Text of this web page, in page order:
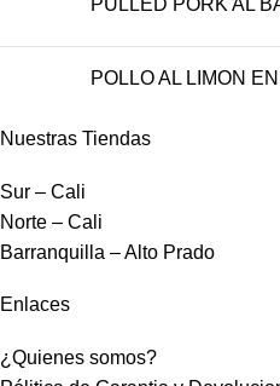
PULLED PORK AL
POLLO AL LIMON
Nuestras Tiendas
Sur – Cali
Norte – Cali
Barranquilla – Alto Prado
Enlaces
¿Quienes somos?